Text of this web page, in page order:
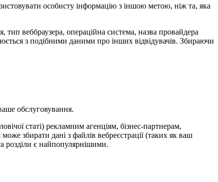
особисту інформацію з іншою метою, ніж та, яка
тип веббраузера, операційна система, назва провайдера
з подібними даними про інших відвідувачів. Збираючи
обслуговування.
статі) рекламним агенціям, бізнес-партнерам,
збирати дані з файлів вебреєстрації (таких як ваш
розділи є найпопулярнішими.